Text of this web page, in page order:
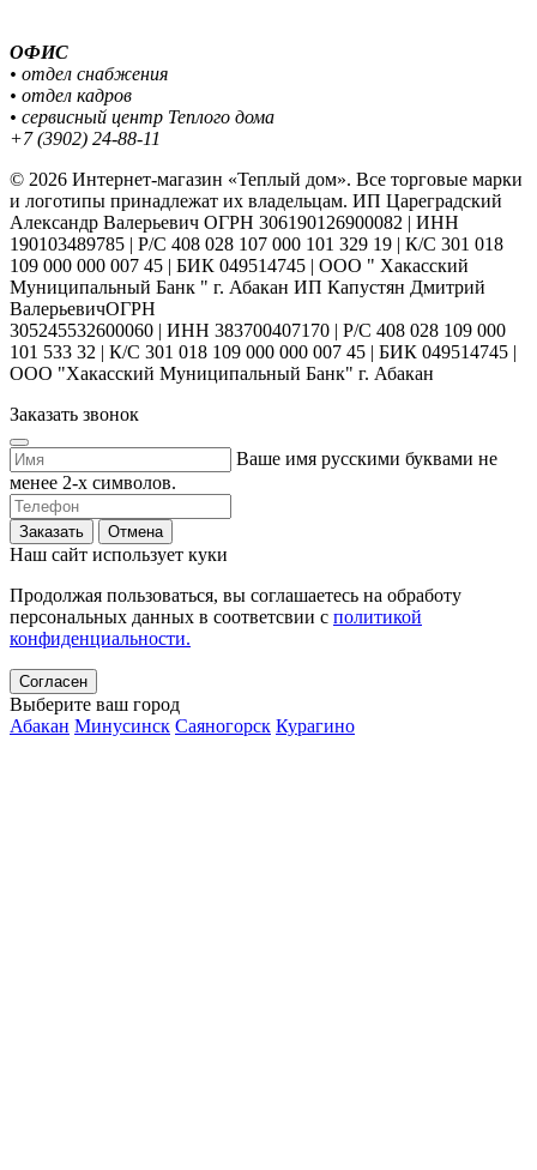
ОФИС
• отдел снабжения
• отдел кадров
• сервисный центр Теплого дома
+7 (3902) 24-88-11
© 2026 Интернет-магазин «Теплый дом». Все торговые марки
и логотипы принадлежат их владельцам. ИП Цареградский
Александр Валерьевич ОГРН 306190126900082 | ИНН
190103489785 | Р/С 408 028 107 000 101 329 19 | К/С 301 018
109 000 000 007 45 | БИК 049514745 | ООО " Хакасский
Муниципальный Банк " г. Абакан ИП Капустян Дмитрий
ВалерьевичОГРН
305245532600060 | ИНН 383700407170 | Р/С 408 028 109 000
101 533 32 | К/С 301 018 109 000 000 007 45 | БИК 049514745 |
ООО "Хакасский Муниципальный Банк" г. Абакан
Заказать звонок
Ваше имя русскими буквами не
менее 2-х символов.
Заказать Отмена
Наш сайт использует куки
Продолжая пользоваться, вы соглашаетесь на обработу
персональных данных в соответсвии с политикой
конфиденциальности.
Согласен
Выберите ваш город
Абакан Минусинск Саяногорск Курагино